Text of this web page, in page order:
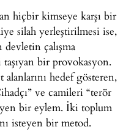
hiçbir kimseye karşı bir
silah yerleştirilmesi ise,
devletin çalışma
bir provokasyon.
hedef gösteren,
ve camileri “terör
bir eylem. İki toplum
isteyen bir metod.